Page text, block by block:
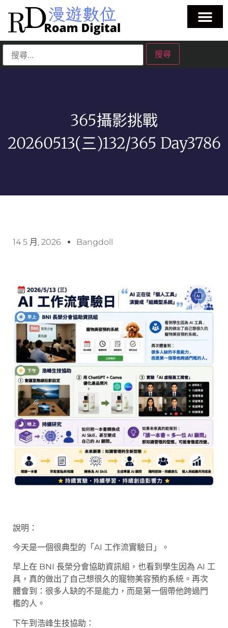
365攝影挑戰
20260513(三)132/365 Day3786
14 5 月, 2026 Bangdoll
說明：
今天是一個很典型的「AI 工作流實驗日」。
早上在 BNI 長榮分會協助資訊組，也看到學生因為 AI 工
具，真的做出了自己想很久的寵物美容預約系統。再次
體會到：很多人缺的不是能力，而是第一個帶他跨過門
檻的人。
下午到浩峰生技協助：